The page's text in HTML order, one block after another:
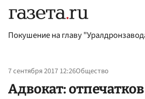
Покушение на главу
7 сентября 2017 12:26Общество
Адвокат: